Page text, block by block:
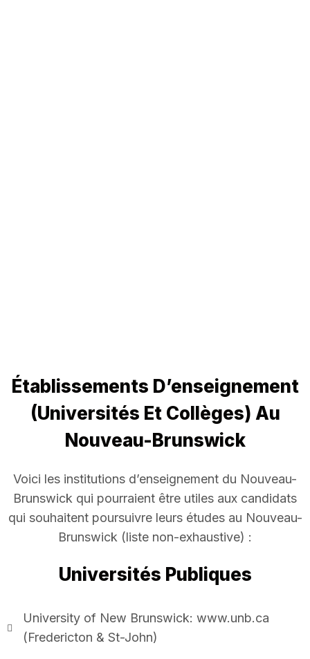
Établissements D’enseignement
(Universités Et Collèges) Au
Nouveau-Brunswick
Voici les institutions d’enseignement du Nouveau-
Brunswick qui pourraient être utiles aux candidats
qui souhaitent poursuivre leurs études au Nouveau-
Brunswick (liste non-exhaustive) :
Universités Publiques
University of New Brunswick: www.unb.ca
(Fredericton & St-John)